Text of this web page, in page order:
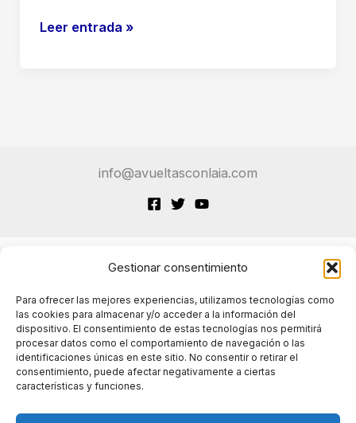
Gestionar consentimiento
Para ofrecer las mejores experiencias, utilizamos tecnologías como
las cookies para almacenar y/o acceder a la información del
dispositivo. El consentimiento de estas tecnologías nos permitirá
procesar datos como el comportamiento de navegación o las
identificaciones únicas en este sitio. No consentir o retirar el
consentimiento, puede afectar negativamente a ciertas
características y funciones.
ChatGPT
Leer entrada »
info@avueltasconlaia.com
Políticas de cookies
Políticas de privacidad